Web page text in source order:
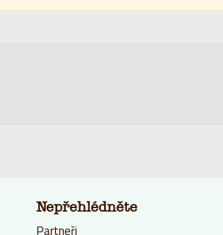
Nepřehlédněte
Partneři